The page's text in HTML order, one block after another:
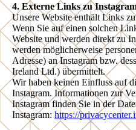
4. Externe Links zu
Unsere Website enthält Links
Wenn Sie auf einen solchen
Website und werden direkt zu
werden möglicherweise
Adresse) an Instagram bzw.
Ireland Ltd.) übermittelt.
Wir haben keinen Einfluss auf
Instagram. Informationen zur
Instagram finden Sie in der
Instagram: https://